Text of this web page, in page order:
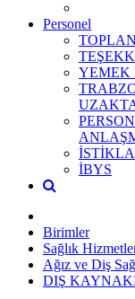
Personel
YEMEK
İBYS
Birimler
Sağlık
Ağız ve Diş
DIŞ